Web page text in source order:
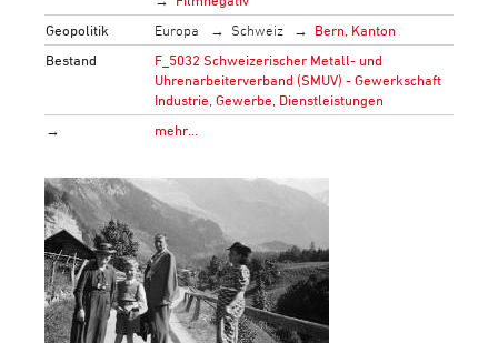
Geopolitik
Europa Schweiz
Bern, Kanton
Bestand
F_5032 Schweizerischer Metall- und
Uhrenarbeiterverband (SMUV) - Gewerkschaft
Industrie, Gewerbe, Dienstleistungen
→
mehr…